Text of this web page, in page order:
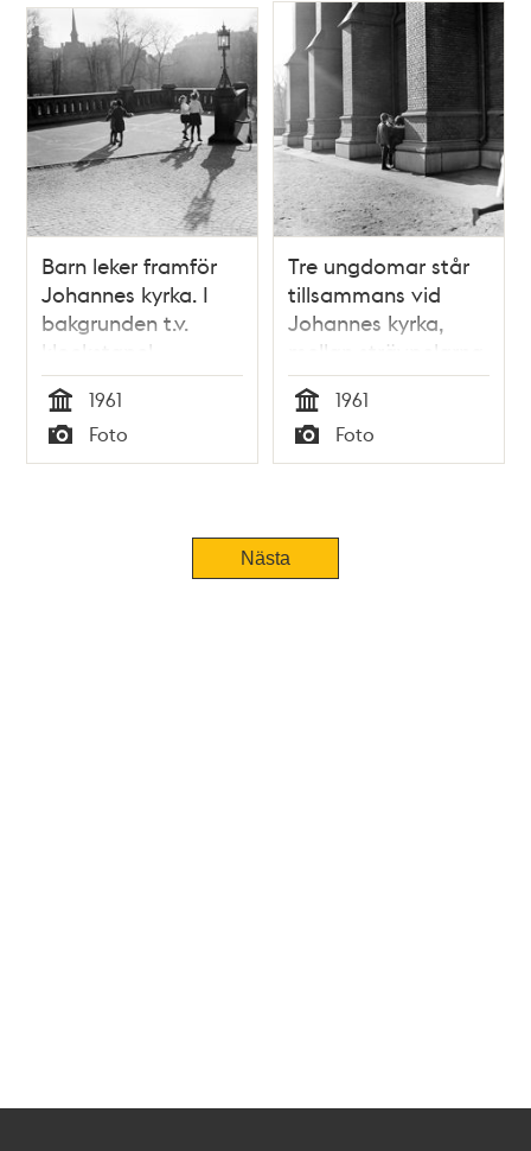
Barn leker framför
Johannes kyrka. I
bakgrunden t.v.
klockstapel
Tid
1961
Typ
Foto
Tre ungdomar står
tillsammans vid
Johannes kyrka,
mellan strävpelarna
Tid
1961
Typ
Foto
Nästa